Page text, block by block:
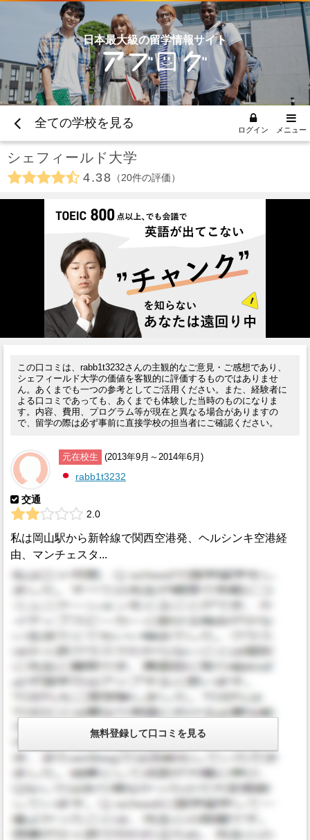
日本最大級の留学情報サイト
全ての学校を見る ログイン メニュー
シェフィールド大学
4.38 20件の評価
この口コミは、rabb1t3232さんの主観的なご意見・ご感想であり、
シェフィールド大学の価値を客観的に評価するものではありませ
ん。あくまでも一つの参考としてご活用ください。また、経験者に
よる口コミであっても、あくまでも体験した当時のものになりま
す。内容、費用、プログラム等が現在と異なる場合がありますの
で、留学の際は必ず事前に直接学校の担当者にご確認ください。
元在校生 (2013年9月～2014年6月)
rabb1t3232
交通
2.0
私は岡山駅から新幹線で関西空港発、ヘルシンキ空港経
由、マンチェスタ...